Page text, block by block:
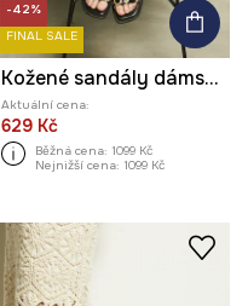
-42%
FINAL SALE
Kožené sandály dámské se štětinami béžová barva
Aktuální cena:
629 Kč
Běžná cena: 1099 Kč
Nejnižší cena: 1099 Kč